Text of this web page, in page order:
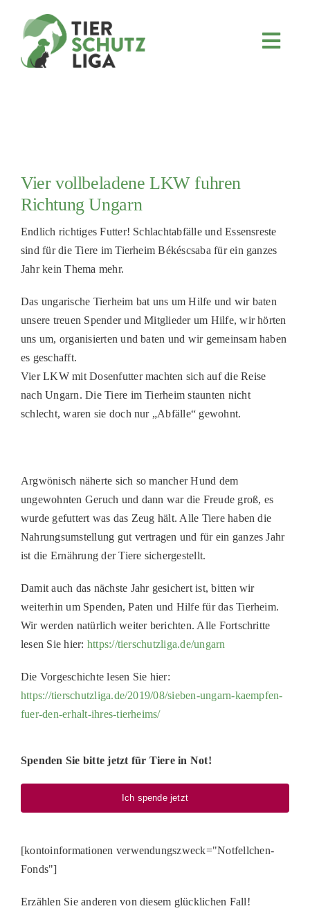
FÖRDERN & VERERBEN
KOOPERATIONEN
TIERHEIMTIERE
TIERHEIME
PATENSCHAFTEN
HELFER WERDEN
Vier vollbeladene LKW fuhren
Richtung Ungarn
Endlich richtiges Futter! Schlachtabfälle und Essensreste
sind für die Tiere im Tierheim Békéscsaba für ein ganzes
Jahr kein Thema mehr.
Das ungarische Tierheim bat uns um Hilfe und wir baten
unsere treuen Spender und Mitglieder um Hilfe, wir hörten
uns um, organisierten und baten und wir gemeinsam haben
es geschafft.
Vier LKW mit Dosenfutter machten sich auf die Reise
nach Ungarn. Die Tiere im Tierheim staunten nicht
schlecht, waren sie doch nur „Abfälle“ gewohnt.
Argwönisch näherte sich so mancher Hund dem
ungewohnten Geruch und dann war die Freude groß, es
wurde gefuttert was das Zeug hält. Alle Tiere haben die
Nahrungsumstellung gut vertragen und für ein ganzes Jahr
ist die Ernährung der Tiere sichergestellt.
Damit auch das nächste Jahr gesichert ist, bitten wir
weiterhin um Spenden, Paten und Hilfe für das Tierheim.
Wir werden natürlich weiter berichten. Alle Fortschritte
lesen Sie hier: https://tierschutzliga.de/ungarn
Die Vorgeschichte lesen Sie hier:
https://tierschutzliga.de/2019/08/sieben-ungarn-kaempfen-
fuer-den-erhalt-ihres-tierheims/
Spenden Sie bitte jetzt für Tiere in Not!
Ich spende jetzt
[kontoinformationen verwendungszweck="Notfellchen-
Fonds"]
Erzählen Sie anderen von diesem glücklichen Fall!